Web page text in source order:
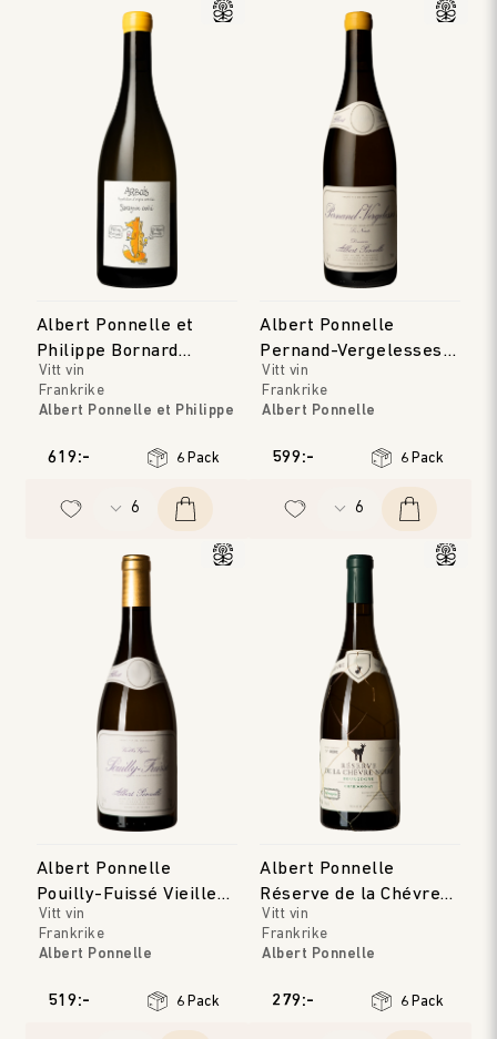
Albert Ponnelle et
Philippe Bornard
Arbois Savagnin Ouille
Vitt vin
Frankrike
Albert Ponnelle et Philippe
Årgång
619:- 6 Pack
Albert Ponnelle
Pernand-Vergelesses
Blanc 'Les Noirets'
Vitt vin
Frankrike
Albert Ponnelle
599:- 6 Pack
Albert Ponnelle
Pouilly-Fuissé Vieilles
Vignes
Vitt vin
Frankrike
Albert Ponnelle
519:- 6 Pack
Albert Ponnelle
Réserve de la Chévre
Noire Blanc
Vitt vin
Frankrike
Albert Ponnelle
279:- 6 Pack